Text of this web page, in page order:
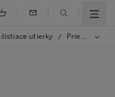
utierky / Priemyselné utierky